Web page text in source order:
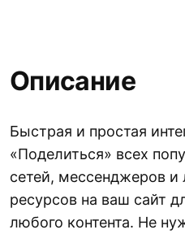
Описание
Быстрая и простая
«Поделиться» всех
сетей, мессенджеров
ресурсов на ваш сайт
любого контента. Не